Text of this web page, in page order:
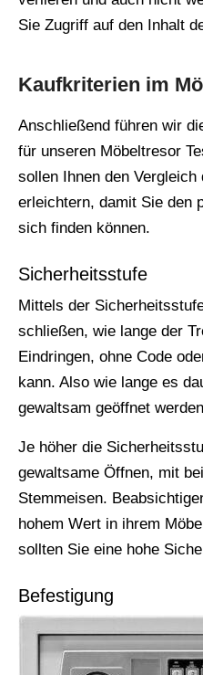
Sie Zugriff auf den Inhalt
Kaufkriterien im
Anschließend führen wir
für unseren Möbeltresor
sollen Ihnen den
erleichtern, damit Sie den
sich finden können.
Sicherheitsstufe
Mittels der
schließen, wie lange der
Eindringen, ohne Code
kann. Also wie lange es
gewaltsam geöffnet
Je höher die
gewaltsame Öffnen, mit
Stemmeisen.
hohem Wert in ihrem
sollten Sie eine hohe
Befestigung